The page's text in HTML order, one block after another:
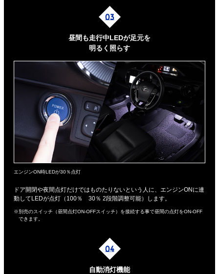
昼間も走行中LEDが足元を
明るく照らす
エンジンON時LEDが30％点灯
ドア開閉や夜間点灯だけではものたりないという人に、エンジンONに連
動してLEDが点灯（100％ 30％ 2段階調整可能）します。
※別売のスイッチ（昼間点灯ON-OFFスイッチ）を接続する事で昼間の点灯をON-OFF
できます。
自動消灯機能